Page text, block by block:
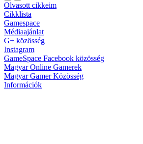
Olvasott cikkeim
Cikklista
Gamespace
Médiaajánlat
G+ közösség
Instagram
GameSpace Facebook közösség
Magyar Online Gamerek
Magyar Gamer Közösség
Információk